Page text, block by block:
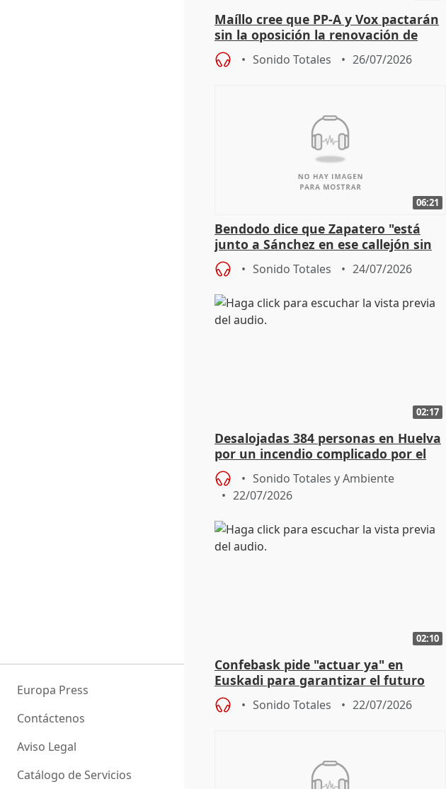
Europa Press
Contáctenos
Aviso Legal
Catálogo de Servicios
Maíllo cree que PP-A y Vox pactarán
sin la oposición la renovación de
órganos como el Defensor
Sonido Totales 26/07/2026
06:21
Bendodo dice que Zapatero "está
junto a Sánchez en ese callejón sin
salida
Sonido Totales 24/07/2026
02:17
Desalojadas 384 personas en Huelva
por un incendio complicado por el
viento
Sonido Totales y Ambiente
22/07/2026
02:10
Confebask pide "actuar ya" en
Euskadi para garantizar el futuro
con un pacto de país
Sonido Totales 22/07/2026